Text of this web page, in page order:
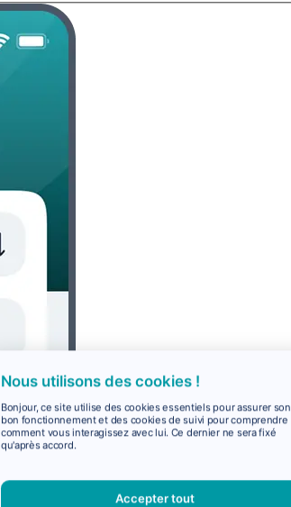
Nous utilisons des cookies !
Bonjour, ce site utilise des cookies essentiels pour assurer son
bon fonctionnement et des cookies de suivi pour comprendre
comment vous interagissez avec lui. Ce dernier ne sera fixé
qu'après accord.
Accepter tout